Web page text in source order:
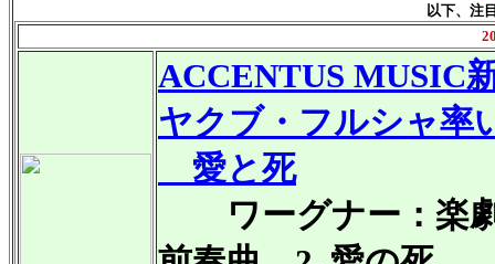
以下、注
ACCENTUS MUSIC
ヤクブ・フルシャ率
愛と死
ワーグナー：楽劇